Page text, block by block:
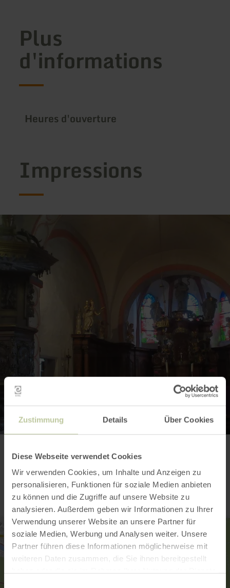
Zustimmung Details Über Cookies
Diese Webseite verwendet Cookies
Wir verwenden Cookies, um Inhalte und Anzeigen zu
personalisieren, Funktionen für soziale Medien anbieten
zu können und die Zugriffe auf unsere Website zu
analysieren. Außerdem geben wir Informationen zu Ihrer
Verwendung unserer Website an unsere Partner für
soziale Medien, Werbung und Analysen weiter. Unsere
Partner führen diese Informationen möglicherweise mit
weiteren Daten zusammen, die Sie ihnen bereitgestellt
Plus
d'informations
Heures d'ouverture
Impressions
Contact